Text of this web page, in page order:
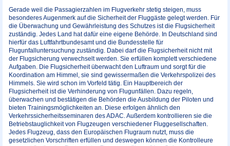
Gerade weil die Passagierzahlen im Flugverkehr stetig steigen, muss
besonderes Augenmerk auf die Sicherheit der Fluggäste gelegt werden. Für
die Überwachung und Gewährleistung des Schutzes ist die Flugsicherheit
zuständig. Jedes Land hat dafür eine eigene Behörde. In Deutschland sind
hierfür das Luftfahrtbundesamt und die Bundesstelle für
Flugunfalluntersuchung zuständig. Dabei darf die Flugsicherheit nicht mit
der Flugsicherung verwechselt werden. Sie erfüllen komplett verschiedene
Aufgaben. Die Flugsicherheit überwacht den Luftraum und sorgt für die
Koordination am Himmel, sie sind gewissermaßen die Verkehrspolizei des
Himmels. Sie wird schon im Vorfeld tätig. Ein Hauptbereich der
Flugsicherheit ist die Verhinderung von Flugunfällen. Dazu regeln,
überwachen und bestätigen die Behörden die Ausbildung der Piloten und
bieten Trainingsmöglichkeiten an. Diese erfolgen ähnlich den
Verkehrssicherheitsseminaren des ADAC. Außerdem kontrollieren sie die
Betriebstauglichkeit von Flugzeugen verschiedener Fluggesellschaften.
Jedes Flugzeug, dass den Europäischen Flugraum nutzt, muss die
gesetzlichen Vorschriften erfüllen und deswegen können die Kontrolleure